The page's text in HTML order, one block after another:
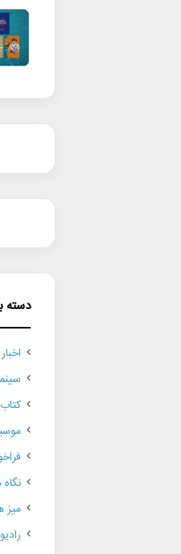
دسته
اخبار
میز